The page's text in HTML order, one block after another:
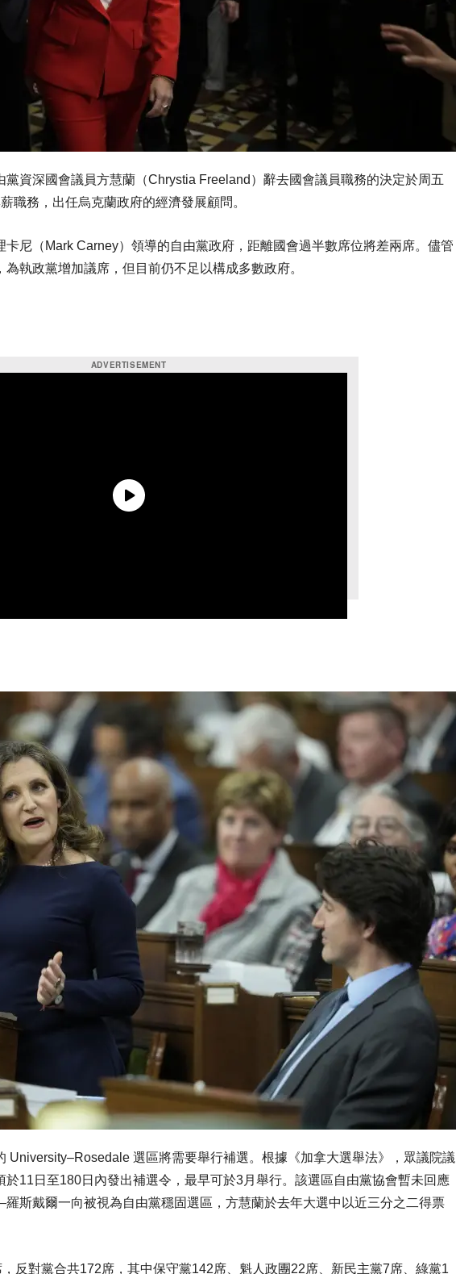
黨資深國會議員方慧蘭（Chrystia Freeland）辭去國會議員職務的決定於周五
職務，出任烏克蘭政府的經濟發展顧問。
尼（Mark Carney）領導的自由黨政府，距離國會過半數席位將差兩席。儘管
執政黨增加議席，但目前仍不足以構成多數政府。
University–Rosedale 選區將需要舉行補選。根據《加拿大選舉法》，眾議院議
11日至180日內發出補選令，最早可於3月舉行。該選區自由黨協會暫未回應
斯戴爾一向被視為自由黨穩固選區，方慧蘭於去年大選中以近三分之二得票
反對黨合共172席，其中保守黨142席、魁人政團22席、新民主黨7席、綠黨1